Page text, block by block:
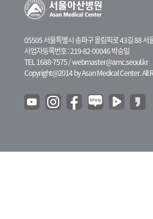
05505 서울특별시 송파구 올림픽로 43길 88 서
사업자등록번호 : 219-82-00046 박승일
TEL 1688-7575 /webmaster@amc.seoul.kr
Copyright@2014 by Asan Medical Center. All